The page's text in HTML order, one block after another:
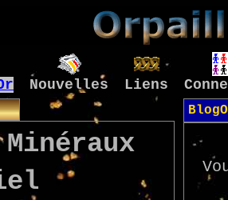
Nouvelles Liens